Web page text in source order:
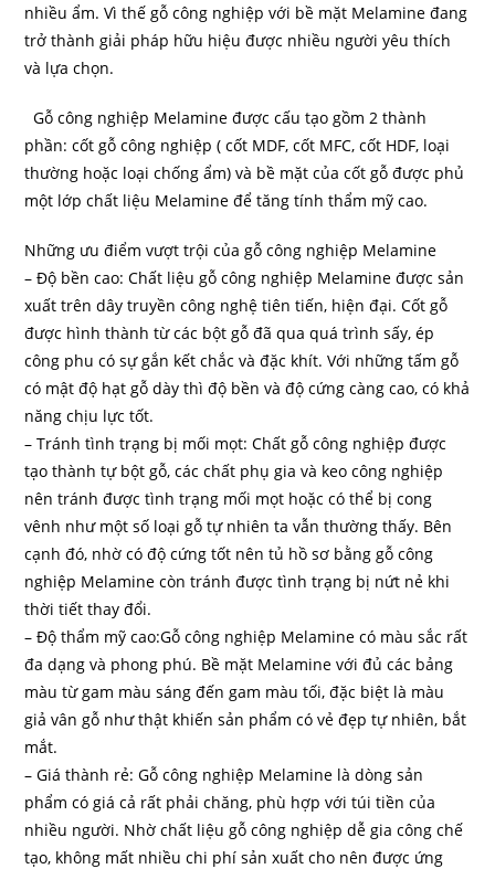
nhiều ẩm. Vì thế gỗ công nghiệp với bề mặt Melamine đang
trở thành giải pháp hữu hiệu được nhiều người yêu thích
và lựa chọn.
Gỗ công nghiệp Melamine được cấu tạo gồm 2 thành
phần: cốt gỗ công nghiệp ( cốt MDF, cốt MFC, cốt HDF, loại
thường hoặc loại chống ẩm) và bề mặt của cốt gỗ được phủ
một lớp chất liệu Melamine để tăng tính thẩm mỹ cao.
Những ưu điểm vượt trội của gỗ công nghiệp Melamine
– Độ bền cao: Chất liệu gỗ công nghiệp Melamine được sản
xuất trên dây truyền công nghệ tiên tiến, hiện đại. Cốt gỗ
được hình thành từ các bột gỗ đã qua quá trình sấy, ép
công phu có sự gắn kết chắc và đặc khít. Với những tấm gỗ
có mật độ hạt gỗ dày thì độ bền và độ cứng càng cao, có khả
năng chịu lực tốt.
– Tránh tình trạng bị mối mọt: Chất gỗ công nghiệp được
tạo thành tự bột gỗ, các chất phụ gia và keo công nghiệp
nên tránh được tình trạng mối mọt hoặc có thể bị cong
vênh như một số loại gỗ tự nhiên ta vẫn thường thấy. Bên
cạnh đó, nhờ có độ cứng tốt nên tủ hồ sơ bằng gỗ công
nghiệp Melamine còn tránh được tình trạng bị nứt nẻ khi
thời tiết thay đổi.
– Độ thẩm mỹ cao:Gỗ công nghiệp Melamine có màu sắc rất
đa dạng và phong phú. Bề mặt Melamine với đủ các bảng
màu từ gam màu sáng đến gam màu tối, đặc biệt là màu
giả vân gỗ như thật khiến sản phẩm có vẻ đẹp tự nhiên, bắt
mắt.
– Giá thành rẻ: Gỗ công nghiệp Melamine là dòng sản
phẩm có giá cả rất phải chăng, phù hợp với túi tiền của
nhiều người. Nhờ chất liệu gỗ công nghiệp dễ gia công chế
tạo, không mất nhiều chi phí sản xuất cho nên được ứng